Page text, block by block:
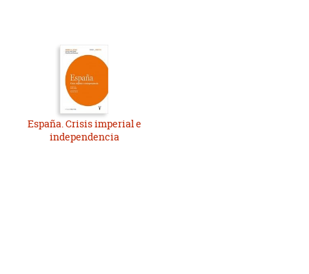
España. Crisis imperial e
independencia